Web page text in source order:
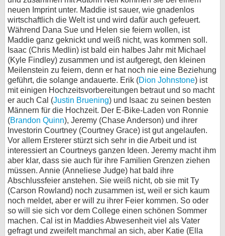
neuen Imprint unter. Maddie ist sauer, wie gnadenlos
wirtschaftlich die Welt ist und wird dafür auch gefeuert.
Während Dana Sue und Helen sie feiern wollen, ist
Maddie ganz geknickt und weiß nicht, was kommen soll.
Isaac (Chris Medlin) ist bald ein halbes Jahr mit Michael
(Kyle Findley) zusammen und ist aufgeregt, den kleinen
Meilenstein zu feiern, denn er hat noch nie eine Beziehung
geführt, die solange andauerte. Erik (Dion Johnstone) ist
mit einigen Hochzeitsvorbereitungen betraut und so macht
er auch Cal (Justin Bruening) und Isaac zu seinen besten
Männern für die Hochzeit. Der E-Bike-Laden von Ronnie
(Brandon Quinn), Jeremy (Chase Anderson) und ihrer
Investorin Courtney (Courtney Grace) ist gut angelaufen.
Vor allem Ersterer stürzt sich sehr in die Arbeit und ist
interessiert an Courtneys ganzen Ideen. Jeremy macht ihm
aber klar, dass sie auch für ihre Familien Grenzen ziehen
müssen. Annie (Anneliese Judge) hat bald ihre
Abschlussfeier anstehen. Sie weiß nicht, ob sie mit Ty
(Carson Rowland) noch zusammen ist, weil er sich kaum
noch meldet, aber er will zu ihrer Feier kommen. So oder
so will sie sich vor dem College einen schönen Sommer
machen. Cal ist in Maddies Abwesenheit viel als Vater
gefragt und zweifelt manchmal an sich, aber Katie (Ella
Impressum
Desktop-Ansicht
myFanbase